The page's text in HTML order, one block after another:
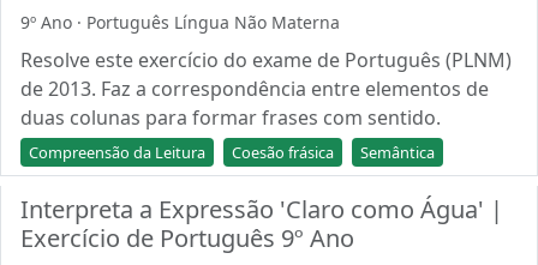
9º Ano · Português Língua Não Materna
Resolve este exercício do exame de Português (PLNM)
de 2013. Faz a correspondência entre elementos de
duas colunas para formar frases com sentido.
Compreensão da Leitura Coesão frásica Semântica
Interpreta a Expressão 'Claro como Água' |
Exercício de Português 9º Ano